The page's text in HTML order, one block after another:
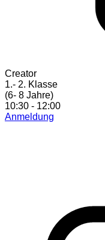
Creator
1.- 2. Klasse
(6- 8 Jahre)
10:30 - 12:00
Anmeldung